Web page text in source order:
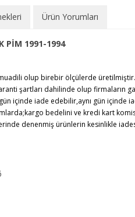
Ürün Yorumları
PİM 1991-1994
olup birebir ölçülerde üretilmiştir.
şartları dahilinde olup firmaların
içinde iade edebilir,aynı gün içinde
bedelini ve kredi kart
denenmiş ürünlerin kesinlikle